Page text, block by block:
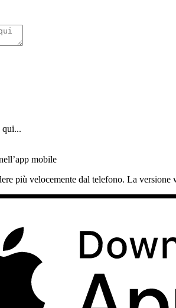
qui...
mobile
più velocemente dal telefono. La versione